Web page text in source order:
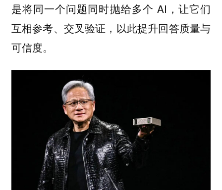
是将同一个问题同时抛给多个 AI，让它们
互相参考、交叉验证，以此提升回答质量与
可信度。